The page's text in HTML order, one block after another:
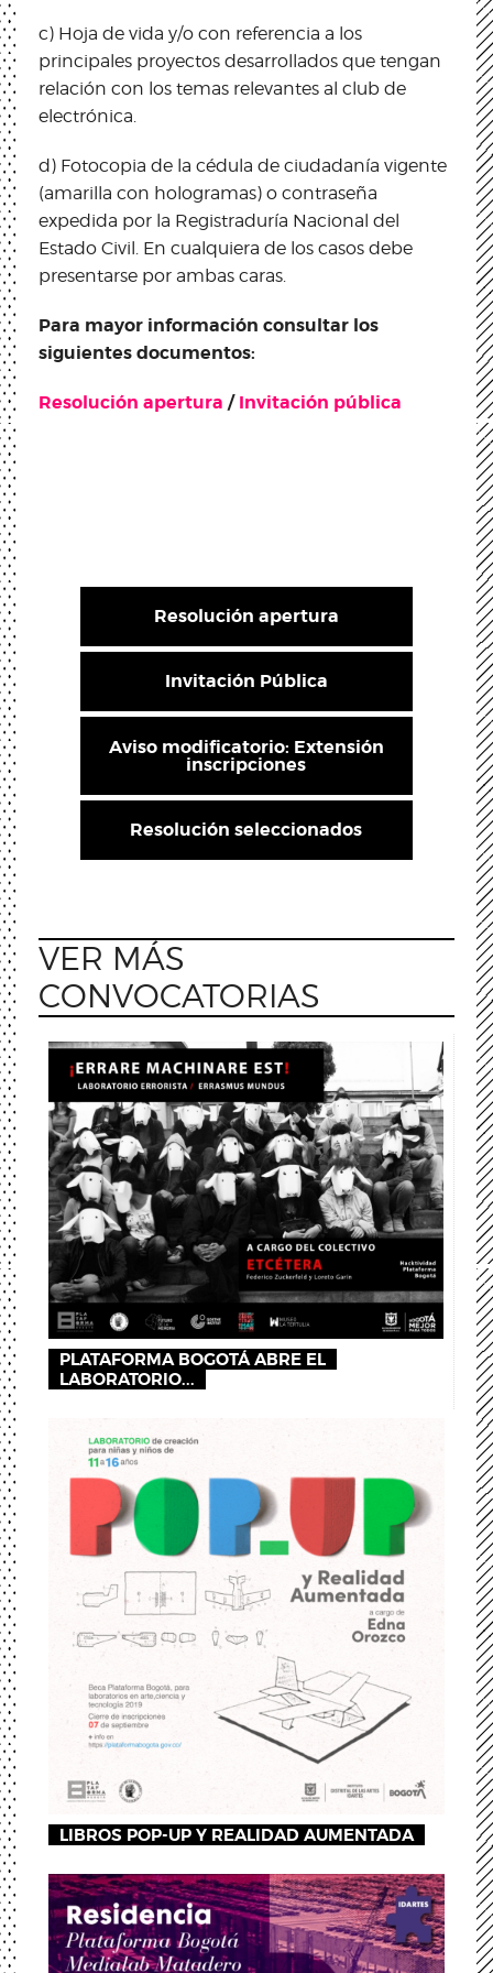
c) Hoja de vida y/o con referencia a los
principales proyectos desarrollados que tengan
relación con los temas relevantes al club de
electrónica.
d) Fotocopia de la cédula de ciudadanía vigente
(amarilla con hologramas) o contraseña
expedida por la Registraduría Nacional del
Estado Civil. En cualquiera de los casos debe
presentarse por ambas caras.
Para mayor información consultar los
siguientes documentos:
Resolución apertura /Invitación pública
Resolución apertura
Invitación Pública
Aviso modificatorio: Extensión
inscripciones
Resolución seleccionados
VER MÁS
CONVOCATORIAS
PLATAFORMA BOGOTÁ ABRE EL
LABORATORIO...
LIBROS POP-UP Y REALIDAD AUMENTADA